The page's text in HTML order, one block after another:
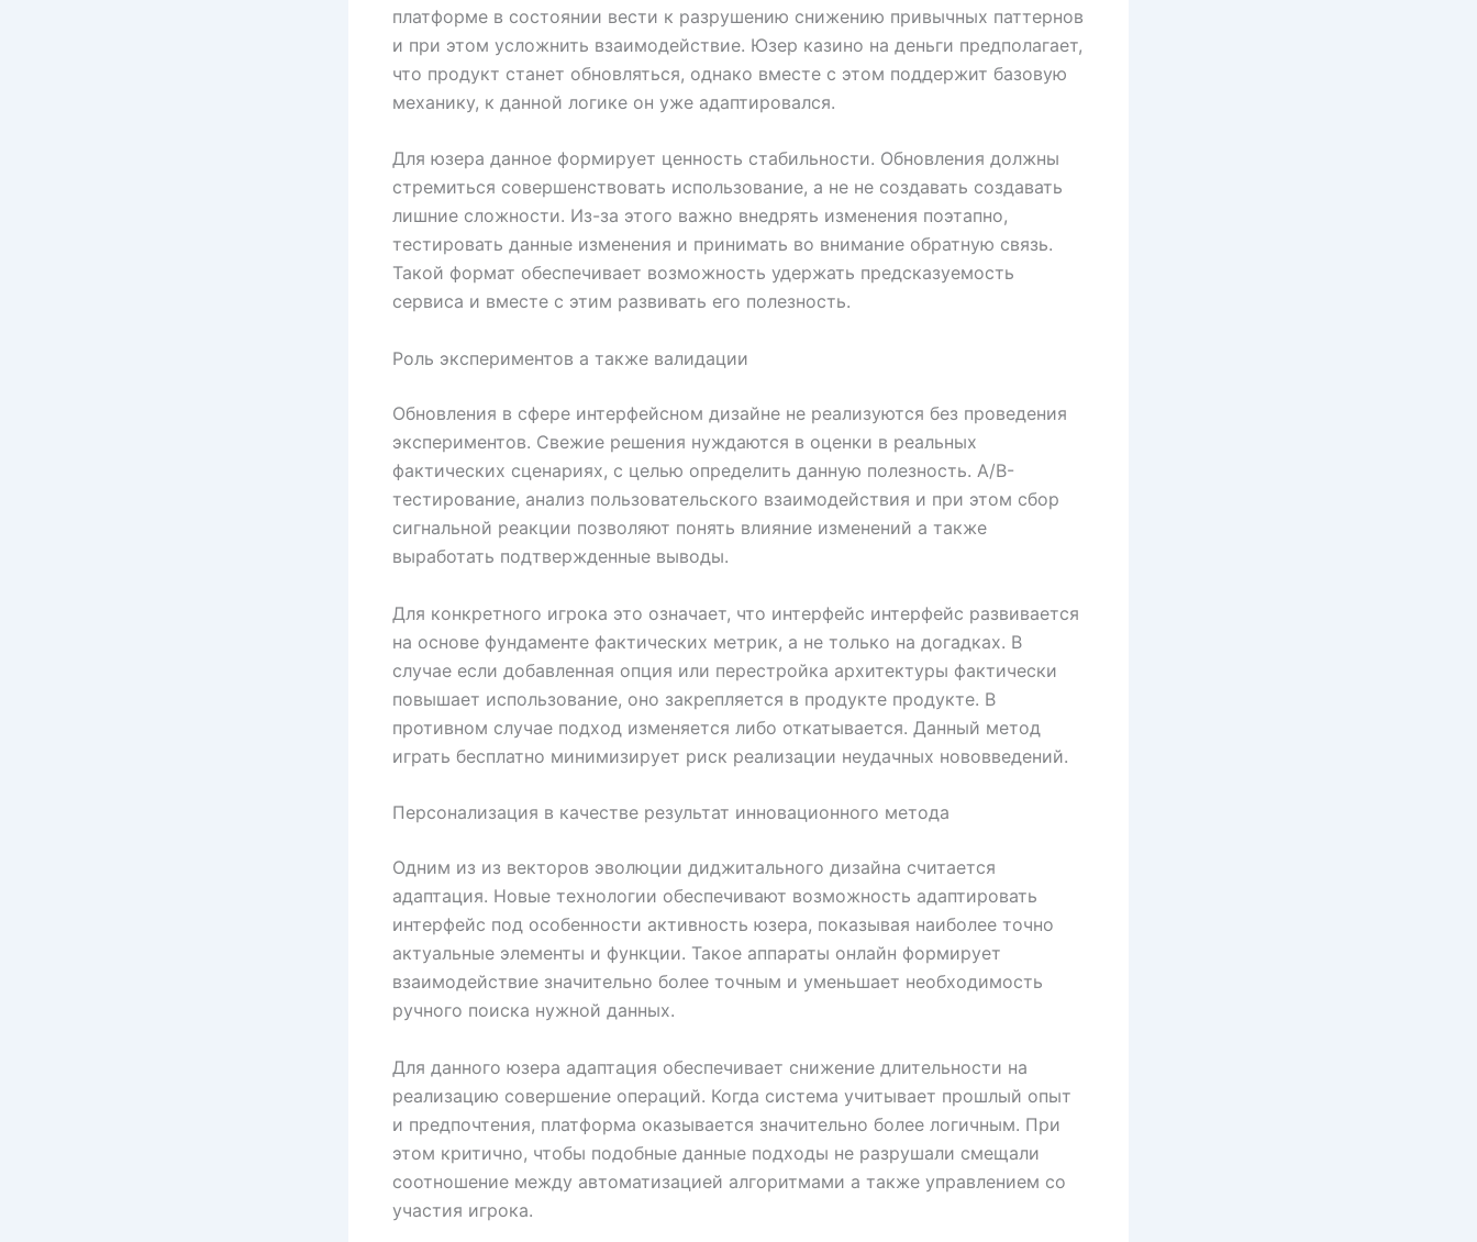
платформе в состоянии вести к разрушению снижению привычных паттернов
и при этом усложнить взаимодействие. Юзер казино на деньги предполагает,
что продукт станет обновляться, однако вместе с этом поддержит базовую
механику, к данной логике он уже адаптировался.
Для юзера данное формирует ценность стабильности. Обновления должны
стремиться совершенствовать использование, а не не создавать создавать
лишние сложности. Из-за этого важно внедрять изменения поэтапно,
тестировать данные изменения и принимать во внимание обратную связь.
Такой формат обеспечивает возможность удержать предсказуемость
сервиса и вместе с этим развивать его полезность.
Роль экспериментов а также валидации
Обновления в сфере интерфейсном дизайне не реализуются без проведения
экспериментов. Свежие решения нуждаются в оценки в реальных
фактических сценариях, с целью определить данную полезность. A/B-
тестирование, анализ пользовательского взаимодействия и при этом сбор
сигнальной реакции позволяют понять влияние изменений а также
выработать подтвержденные выводы.
Для конкретного игрока это означает, что интерфейс интерфейс развивается
на основе фундаменте фактических метрик, а не только на догадках. В
случае если добавленная опция или перестройка архитектуры фактически
повышает использование, оно закрепляется в продукте продукте. В
противном случае подход изменяется либо откатывается. Данный метод
играть бесплатно минимизирует риск реализации неудачных нововведений.
Персонализация в качестве результат инновационного метода
Одним из из векторов эволюции диджитального дизайна считается
адаптация. Новые технологии обеспечивают возможность адаптировать
интерфейс под особенности активность юзера, показывая наиболее точно
актуальные элементы и функции. Такое аппараты онлайн формирует
взаимодействие значительно более точным и уменьшает необходимость
ручного поиска нужной данных.
Для данного юзера адаптация обеспечивает снижение длительности на
реализацию совершение операций. Когда система учитывает прошлый опыт
и предпочтения, платформа оказывается значительно более логичным. При
этом критично, чтобы подобные данные подходы не разрушали смещали
соотношение между автоматизацией алгоритмами а также управлением со
участия игрока.